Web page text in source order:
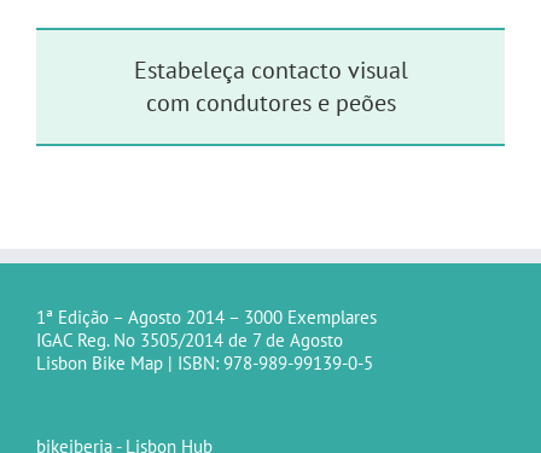
Estabeleça contacto visual
com condutores e peões
1ª Edição – Agosto 2014 – 3000 Exemplares
IGAC Reg. No 3505/2014 de 7 de Agosto
Lisbon Bike Map | ISBN: 978-989-99139-0-5
bikeiberia - Lisbon Hub